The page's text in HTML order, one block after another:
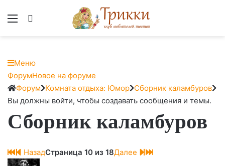
Меню
Меню
Навигация
Форума
ФорумНовое на форуме
Форум
breadcrumbs
Вы
Форум Комната отдыха: Юмор Сборник каламбуров
Вы должны войти, чтобы создавать сообщения и темы.
Сборник каламбуров
НазадСтраница 10 из 18Далее